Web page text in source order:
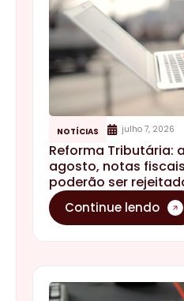
NOTÍCIAS julho 7, 2026
Reforma Tributária:
agosto, notas fiscais
poderão ser
Continue lendo